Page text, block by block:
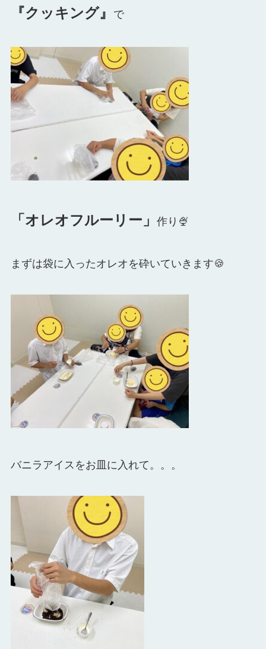
『クッキング』 で
「オレオフルーリー」 作り🍨
まずは袋に入ったオレオを砕いていきます🍪
バニラアイスをお皿に入れて。。。